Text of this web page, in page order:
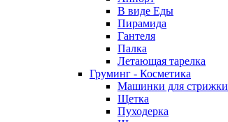
В виде Еды
Пирамида
Гантеля
Палка
Летающая тарелка
Груминг - Косметика
Машинки для стрижки
Щетка
Пуходерка